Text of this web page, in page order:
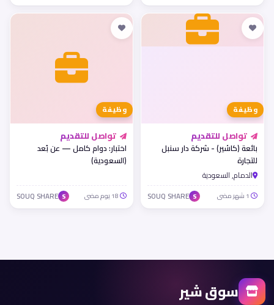
وظيفة
تواصل للتقديم
بائعة (كاشير) - شركة دار سنبل
للتجارة
الدمام, السعودية
S
SOUQ SHARE
وظيفة
تواصل للتقديم
اختبار: دوام كامل — عن بُعد
(السعودية)
S
SOUQ SHARE
سوق شير